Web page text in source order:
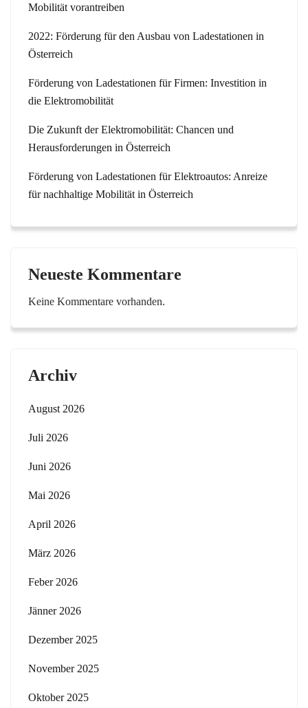
Mobilität vorantreiben
2022: Förderung für den Ausbau von Ladestationen in
Österreich
Förderung von Ladestationen für Firmen: Investition in
die Elektromobilität
Die Zukunft der Elektromobilität: Chancen und
Herausforderungen in Österreich
Förderung von Ladestationen für Elektroautos: Anreize
für nachhaltige Mobilität in Österreich
Neueste Kommentare
Keine Kommentare vorhanden.
Archiv
August 2026
Juli 2026
Juni 2026
Mai 2026
April 2026
März 2026
Feber 2026
Jänner 2026
Dezember 2025
November 2025
Oktober 2025